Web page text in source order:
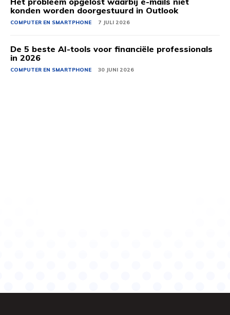
konden worden doorgestuurd in Outlook
COMPUTER EN SMARTPHONE 7 JULI 2026
De 5 beste AI-tools voor financiële professionals
in 2026
COMPUTER EN SMARTPHONE 30 JUNI 2026